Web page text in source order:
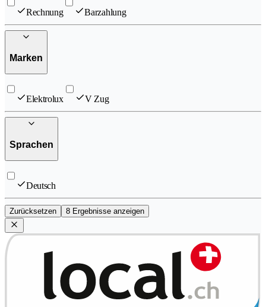
Rechnung Barzahlung
Marken
Elektrolux V Zug
Sprachen
Deutsch
Zurücksetzen 8 Ergebnisse anzeigen